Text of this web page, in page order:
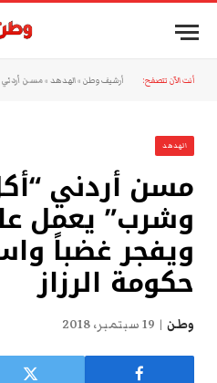
أنت الآن تتصفح: أرشيف وطن »الهدهد »مسن أردني “أكل
الهدهد
مسن أردني
وشرب” يعمل
ويفجر غضباً
حكومة الرزاز
وطن 19 سبتمبر، 2018